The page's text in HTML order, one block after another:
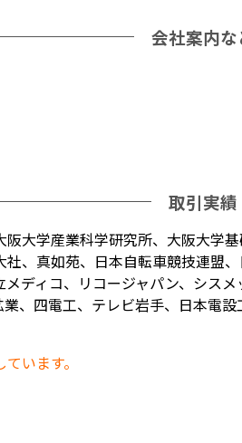
会社案内な
取引実績
大学産業科学研究所、大阪大
、真如苑、日本自転車競技連
ディコ、リコージャパン、シ
、四電工、テレビ岩手、日本電
います。